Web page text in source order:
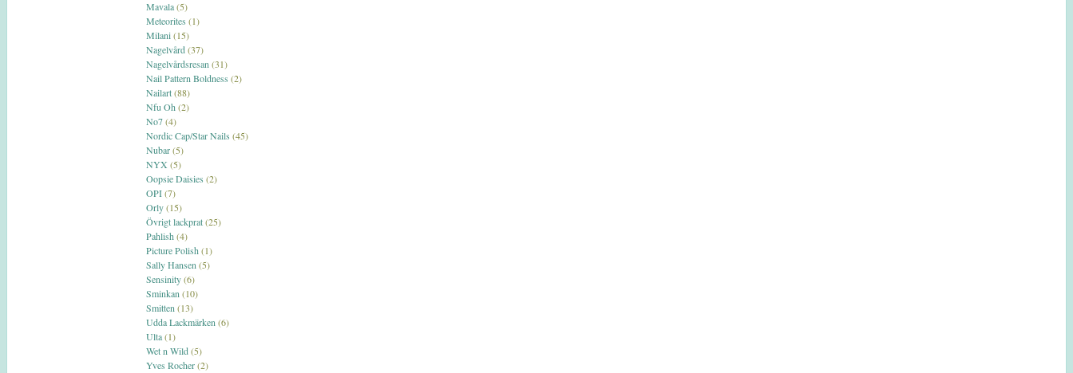
Mavala(5)
Meteorites (1)
Milani(15)
Nagelvård(37)
Nagelvårdsresan (31)
Nail Pattern Boldness (2)
Nailart(88)
Nfu Oh (2)
No7(4)
Nordic Cap/Star Nails (45)
Nubar(5)
NYX (5)
Oopsie Daisies (2)
OPI(7)
Orly(15)
Övrigt lackprat(25)
Pahlish (4)
Picture Polish (1)
Sally Hansen (5)
Sensinity(6)
Sminkan (10)
Smitten (13)
Udda Lackmärken (6)
Ulta(1)
Wet n Wild(5)
Yves Rocher(2)